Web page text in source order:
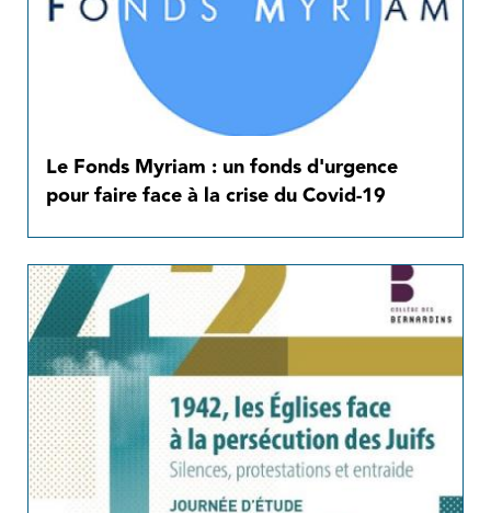
Le Fonds Myriam : un fonds d'urgence
pour faire face à la crise du Covid-19